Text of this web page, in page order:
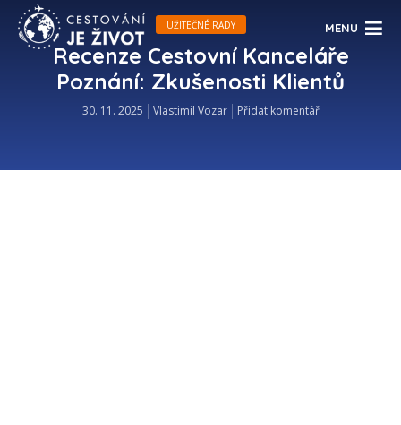
MENU
UŽITEČNÉ RADY
Recenze Cestovní Kanceláře
Poznání: Zkušenosti Klientů
30. 11. 2025 Vlastimil Vozar Přidat komentář